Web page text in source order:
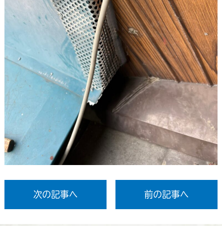
次の記事へ 前の記事へ